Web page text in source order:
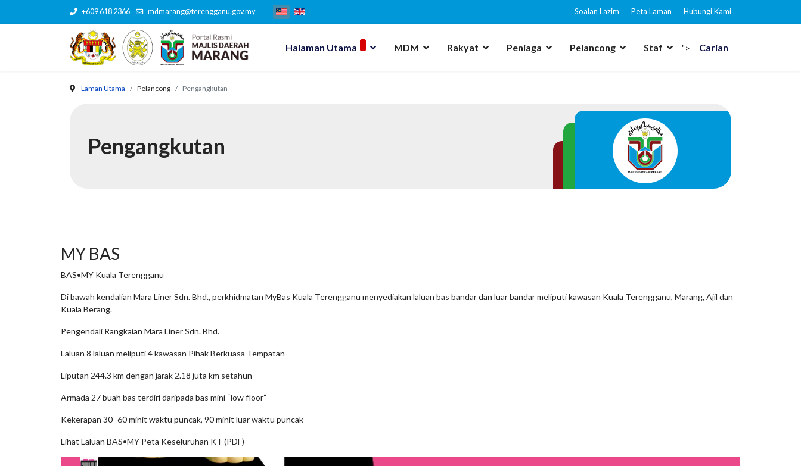
+609 618 2366 mdmarang@terengganu.gov.my Soalan Lazim Peta Laman Hubungi Kami
Halaman Utama MDM Rakyat Peniaga Pelancong Staf "> Carian
Laman Utama Pelancong Pengangkutan
Pengangkutan
MY BAS
BAS•MY Kuala Terengganu
Di bawah kendalian Mara Liner Sdn. Bhd., perkhidmatan MyBas Kuala Terengganu menyediakan laluan bas bandar dan luar bandar meliputi kawasan Kuala Terengganu, Marang, Ajil dan
Kuala Berang.
Pengendali Rangkaian Mara Liner Sdn. Bhd.
Laluan 8 laluan meliputi 4 kawasan Pihak Berkuasa Tempatan
Liputan 244.3 km dengan jarak 2.18 juta km setahun
Armada 27 buah bas terdiri daripada bas mini “low floor”
Kekerapan 30–60 minit waktu puncak, 90 minit luar waktu puncak
Lihat Laluan BAS•MY Peta Keseluruhan KT (PDF)